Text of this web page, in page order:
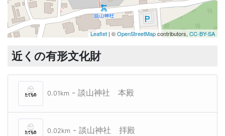
Leaflet | ©OpenStreetMapcontributors, CC-BY-SA
近くの有形文化財
0.01km - 談山神社 本殿
0.02km - 談山神社 拝殿